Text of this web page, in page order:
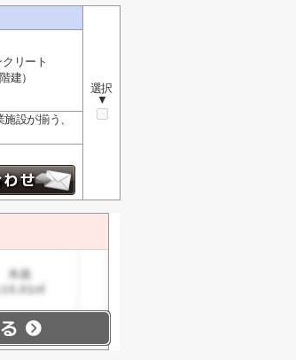
選択
▼
リート
建）
設が揃う、